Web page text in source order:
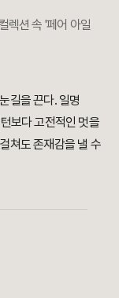
렉션 속 '페어 아일
길을 끈다. 일명
보다 고전적인 멋을
쳐도 존재감을 낼 수